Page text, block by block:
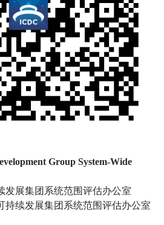
Group System-Wide
发展集团系统范围评估办公室
持续发展集团系统范围评估办公室